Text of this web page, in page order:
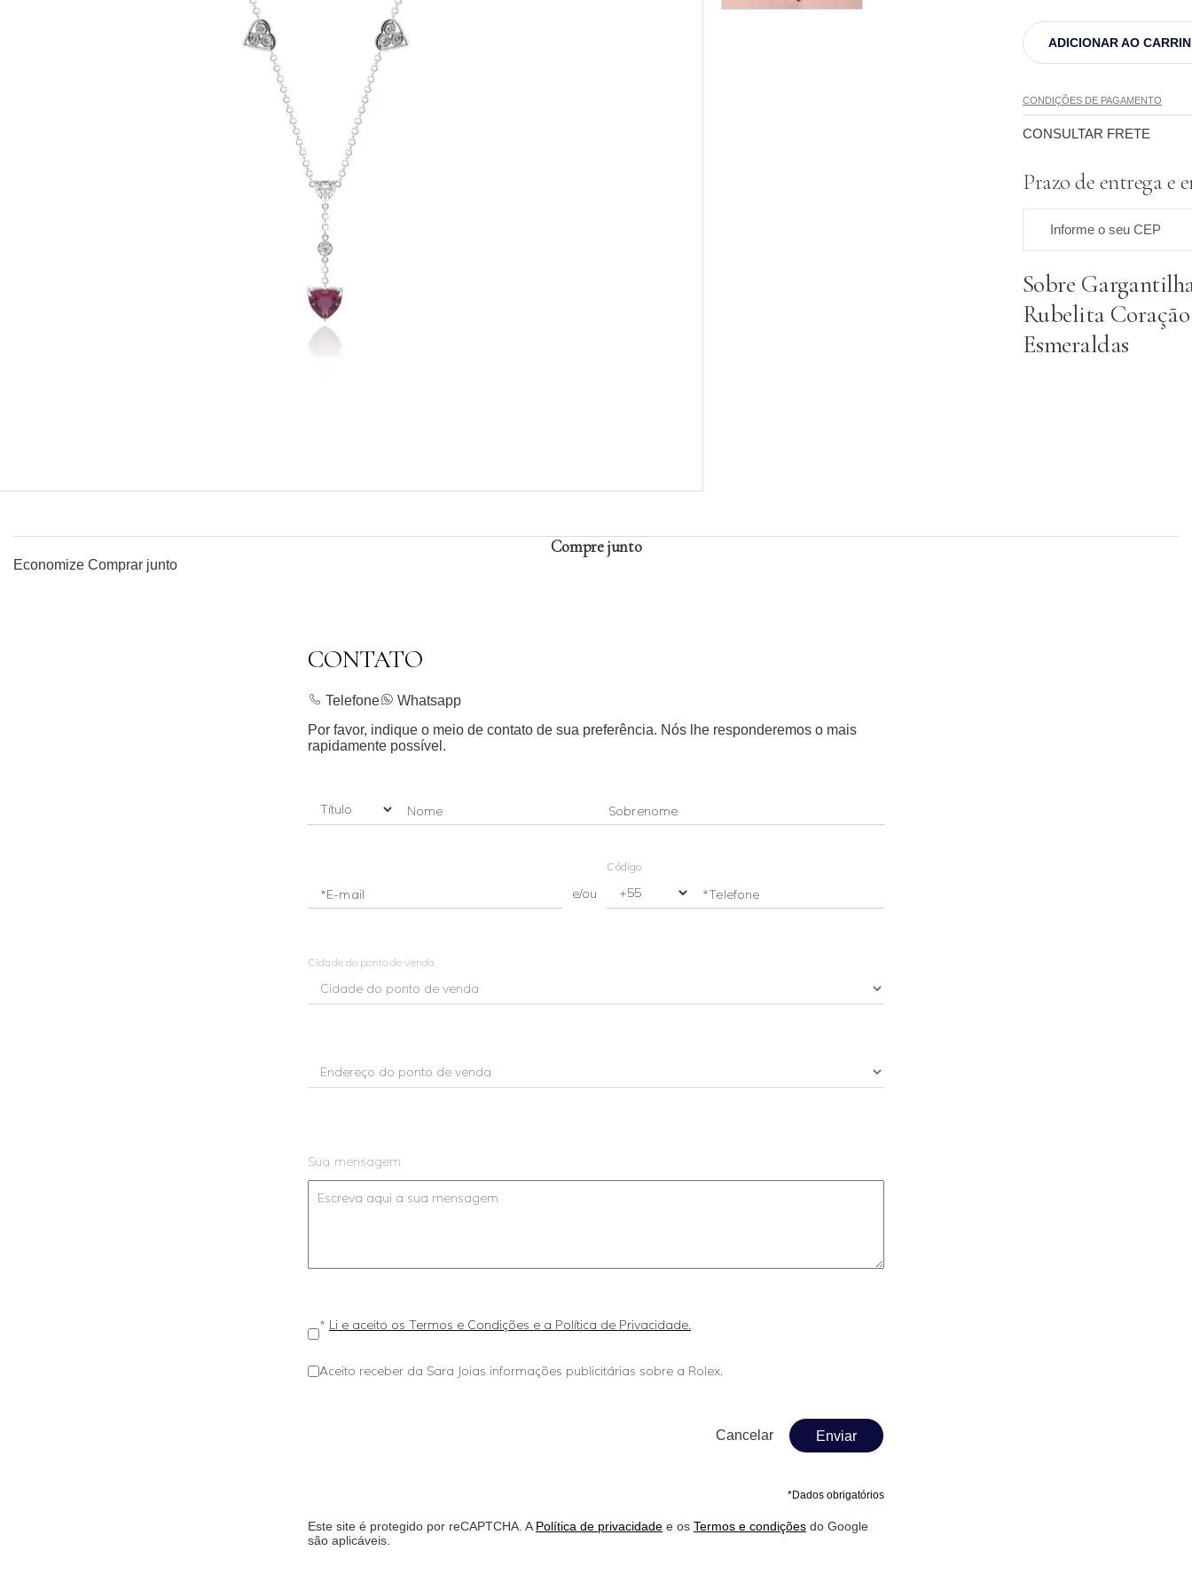
ADICIONAR AO
CONDIÇÕES DE PAGAMENTO
CONSULTAR FRETE
Prazo de entrega e
Informe o seu CEP
Prazo para o CEP
Sobre
Rubelita
Esmeraldas
Compre junto
Economize Comprar junto
CONTATO
Telefone
Whatsapp
Por favor, indique o meio de contato de sua preferência. Nós lhe responderemos o mais
rapidamente possível.
Nome Sobrenome
*E-mail e/ou
Código
*Telefone
Cidade do ponto de venda
Sua mensagem
* Li e aceito os Termos e Condições e a Política de Privacidade.
Aceito receber da Sara Joias informações publicitárias sobre a Rolex.
Enviar
*Dados obrigatórios
Este site é protegido por reCAPTCHA. A Política de privacidade e os Termos e condições do Google
são aplicáveis.